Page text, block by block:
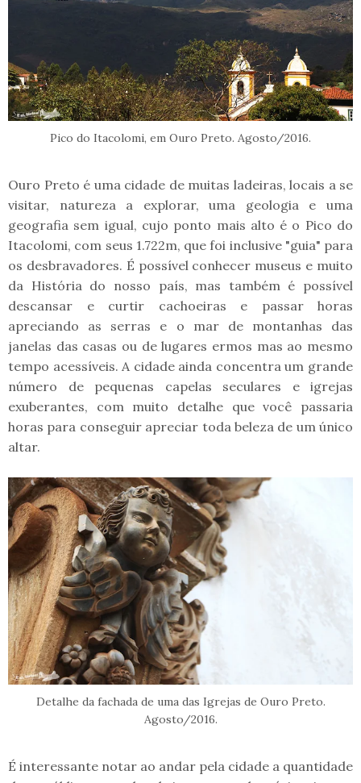
Pico do Itacolomi, em Ouro Preto. Agosto/2016.
Ouro Preto é uma cidade de muitas ladeiras, locais a se
visitar, natureza a explorar, uma geologia e uma
geografia sem igual, cujo ponto mais alto é o Pico do
Itacolomi, com seus 1.722m, que foi inclusive "guia" para
os desbravadores. É possível conhecer museus e muito
da História do nosso país, mas também é possível
descansar e curtir cachoeiras e passar horas
apreciando as serras e o mar de montanhas das
janelas das casas ou de lugares ermos mas ao mesmo
tempo acessíveis. A cidade ainda concentra um grande
número de pequenas capelas seculares e igrejas
exuberantes, com muito detalhe que você passaria
horas para conseguir apreciar toda beleza de um único
altar.
Detalhe da fachada de uma das Igrejas de Ouro Preto.
Agosto/2016.
É interessante notar ao andar pela cidade a quantidade